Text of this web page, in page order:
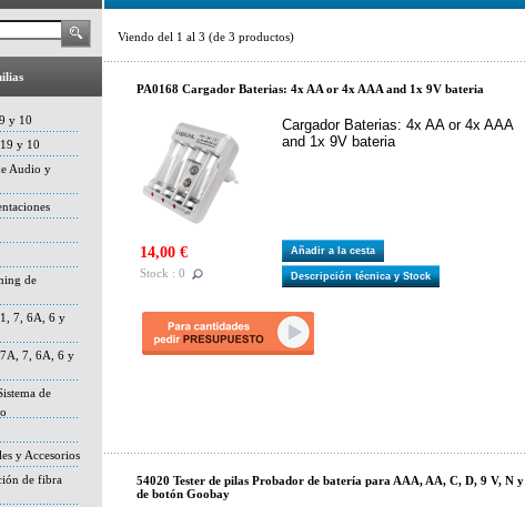
y 10
y 10
Audio y
de
7, 6A, 6 y
7, 6A, 6 y
de
y Accesorios
de fibra
Viendo del 1 al 3 (de 3 productos)
PA0168 Cargador Baterias: 4x AA or 4x AAA and 1x 9V bateria
Cargador Baterias: 4x AA or 4x AAA
and 1x 9V bateria
14,00 €
Stock : 0
Añadir a la cesta
Descripción técnica y Stock
54020 Tester de pilas Probador de batería para AAA, AA, C, D, 9 V, N y
de botón Goobay